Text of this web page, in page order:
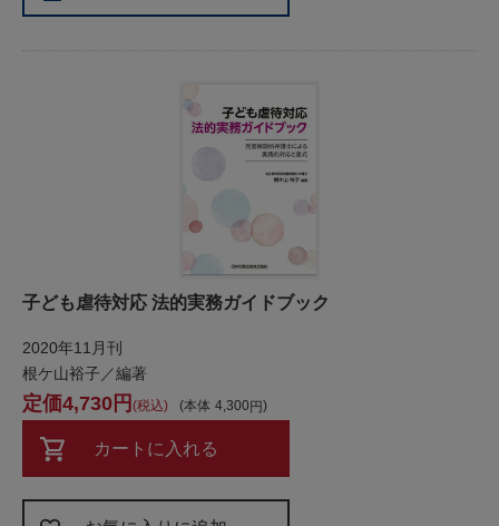
子ども虐待対応 法的実務ガイドブック
2020年11月刊
根ケ山裕子／編著
本体 4,300
4,730 税込
カートに入れる